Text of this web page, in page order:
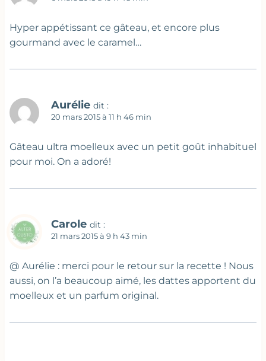
Hyper appétissant ce gâteau, et encore plus
gourmand avec le caramel…
Aurélie dit :
20 mars 2015 à 11 h 46 min
Gâteau ultra moelleux avec un petit goût inhabituel
pour moi. On a adoré!
Carole dit :
21 mars 2015 à 9 h 43 min
@ Aurélie : merci pour le retour sur la recette ! Nous
aussi, on l’a beaucoup aimé, les dattes apportent du
moelleux et un parfum original.